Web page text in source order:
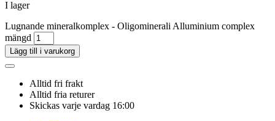
I lager
Lugnande mineralkomplex - Oligominerali Alluminium complex
mängd
Lägg till i varukorg
Alltid fri frakt
Alltid fria returer
Skickas varje vardag 16:00